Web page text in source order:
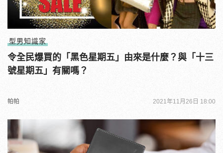
型男知識家
令全民爆買的「黑色星期五」由來是什麼？與「十三
號星期五」有關嗎？
帕帕 2021年11月26日 18:00